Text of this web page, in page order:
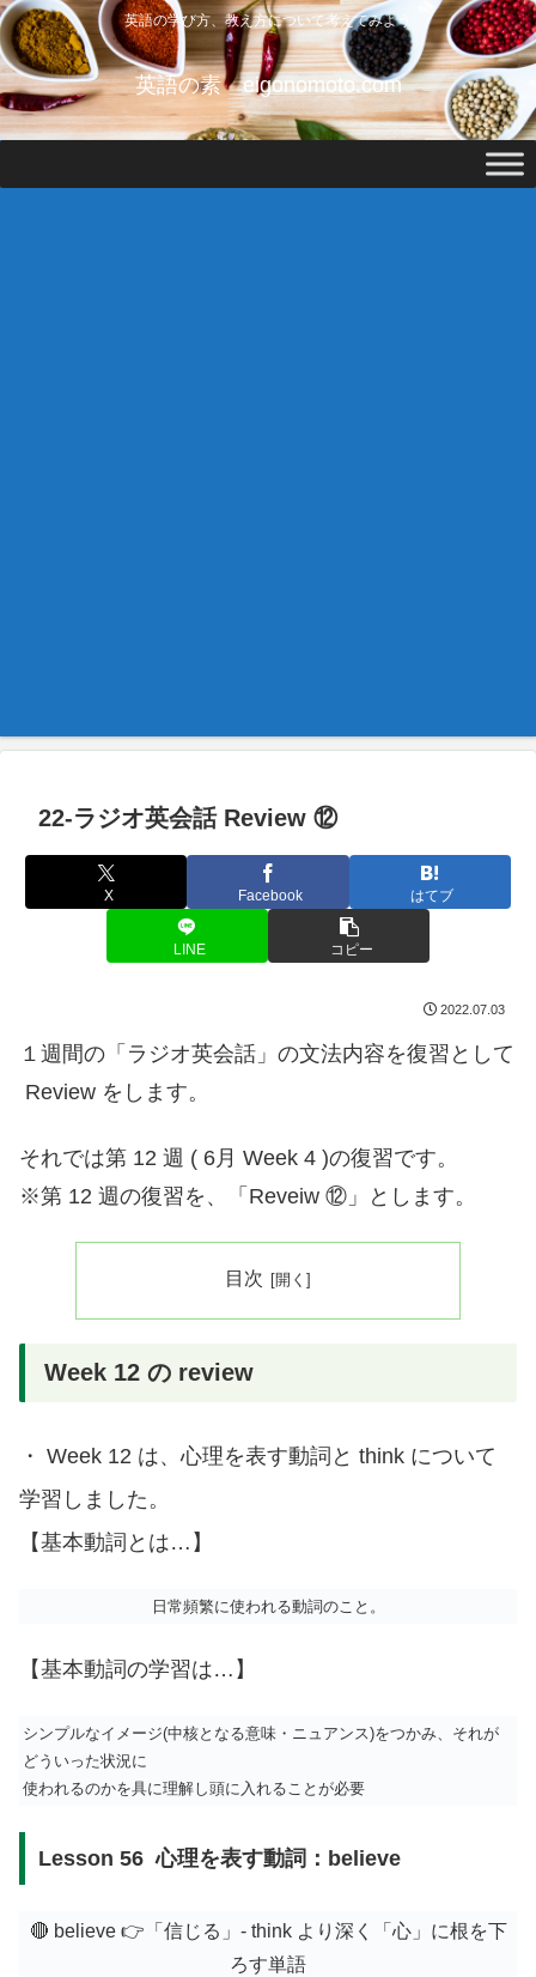
英語の学び方、教え方について考えてみよう
英語の素 eigonomoto.com
22-ラジオ英会話 Review ⑫
X Facebook はてブ
LINE コピー
2022.07.03
１週間の「ラジオ英会話」の文法内容を復習として
Review をします。
それでは第 12 週 ( 6月 Week 4 )の復習です。
※第 12 週の復習を、「Reveiw ⑫」とします。
目次
Week 12 の review
・ Week 12 は、心理を表す動詞と think について
学習しました。
【基本動詞とは…】
日常頻繁に使われる動詞のこと。
【基本動詞の学習は…】
シンプルなイメージ(中核となる意味・ニュアンス)をつかみ、それが
どういった状況に
使われるのかを具に理解し頭に入れることが必要
Lesson 56 心理を表す動詞：believe
🔴 believe 👉「信じる」- think より深く「心」に根を下
ろす単語